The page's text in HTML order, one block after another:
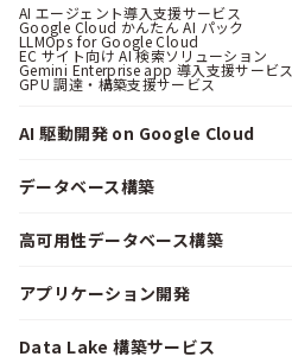
AI エージェント導入支援サービス
Google Cloud かんたん AI パック
LLMOps for Google Cloud
EC サイト向け AI 検索ソリューション
Gemini Enterprise app 導入支援サービス
GPU 調達・構築支援サービス
AI 駆動開発 on Google Cloud
データベース構築
高可用性データベース構築
アプリケーション開発
Data Lake 構築サービス